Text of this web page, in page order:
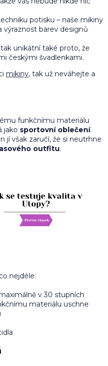
potisku – naše mikiny
výraznost barev designů
unikátní také proto, že
českými švadlenkami.
mikiny, tak už neváhejte a
funkčnímu materiálu
jako sportovní oblečení.
jí však zaručí, že si neutrhne
outfitu.
nejdéle:
v 30 stupních
materiálu uschne